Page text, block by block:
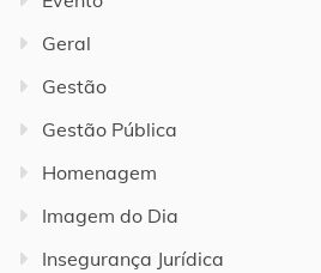
Geral
Gestão
Gestão Pública
Homenagem
Imagem do Dia
Insegurança Jurídica